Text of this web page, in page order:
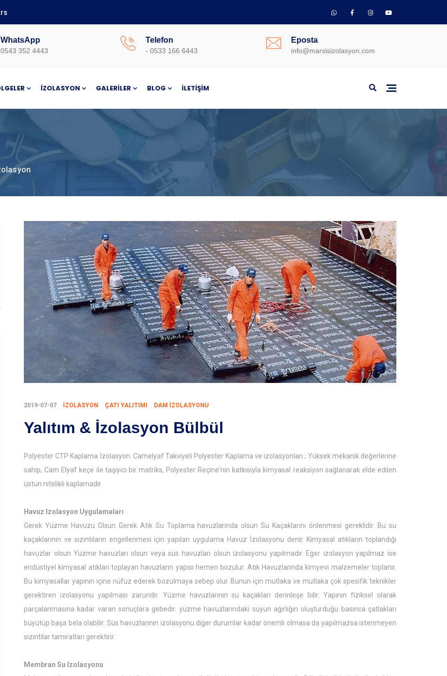
WhatsApp
0543 352 4443
Telefon
- 0533 166 6443
Eposta
info@marsisizolasyon.com
İZOLASYON GALERILER BLOG İLETIŞIM
2019-07-07 IZOLASYON ÇATI YALITIMI DAM IZOLASYONU
Yalıtım & İzolasyon Bülbül
Polyester CTP Kaplama İzolasyon. Camelyaf Takviyeli Polyester Kaplama ve izolasyonları ; Yüksek mekanik değerlerine
sahip, Cam Elyaf keçe ile taşıyıcı bir matriks, Polyester Reçine'nin katkısıyla kimyasal reaksiyon sağlanarak elde edilen
üstün nitelikli kaplamadır.
Havuz Izolasyon Uygulamaları
Gerek Yüzme Havuzu Olsun Gerek Atık Su Toplama havuzlarında olsun Su Kaçaklarını önlenmesi gereklidir. Bu su
kaçaklarının ve sızıntıların engellenmesi için yapılan uygulama Havuz İzolasyonu denir. Kimyasal atıkların toplandığı
havuzlar olsun Yüzme havuzları olsun veya süs havuzları olsun izolasyonu yapılmadır. Eğer izolasyon yapılmaz ise
endüstiyel kimyasal atıkları toplayan havuzların yapısı hemen bozulur. Atık Havuzlarında kimyevi malzemeler toplanır.
Bu kimyasallar yapının içine nüfuz ederek bozulmaya sebep olur. Bunun için mutlaka ve mutlaka çok spesifik teknikler
gerektiren izolasyonu yapılması zaruridir. Yüzme havuzlarının su kaçakları derinleşe bilir. Yapının fiziksel olarak
parçalanmasına kadar varan sonuçlara gebedir. yüzme havuzlarındaki suyun ağırlığın oluşturduğu basınca çatlakları
büyütüp başa bela olabilir. Süs havuzlarının izolasyonu diğer durumlar kadar önemli olmasa da yapılmazsa istenmeyen
sızıntılar tamiratları gerektirir.
Membran Su Izolasyonu